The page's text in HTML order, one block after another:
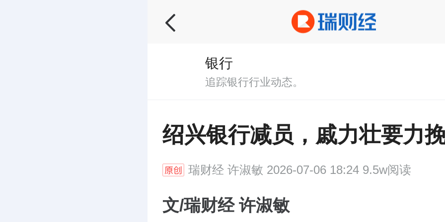
银行
追踪银行行业动态。
绍兴银行减员，戚力壮要力
瑞财经 许淑敏 2026-07-06 18:24 9.5w阅读
文/瑞财经 许淑敏